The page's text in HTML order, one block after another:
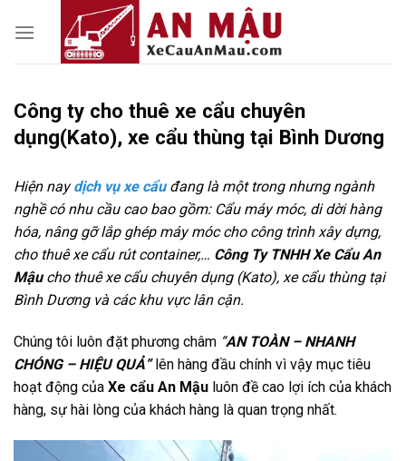
Công ty cho thuê xe cẩu chuyên
dụng(Kato), xe cẩu thùng tại Bình Dương
Hiện naydịch vụ xe cẩuđang là một trong nhưng ngành
nghề có nhu cầu cao bao gồm: Cẩu máy móc, di dời hàng
hóa, nâng gỡ lắp ghép máy móc cho công trình xây dựng,
cho thuê xe cẩu rút container,… Công Ty TNHH Xe Cẩu An
Mậucho thuê xe cẩu chuyên dụng (Kato), xe cẩu thùng tại
Bình Dương và các khu vực lân cận.
Chúng tôi luôn đặt phương châm “AN TOÀN – NHANH
CHÓNG – HIỆU QUẢ”lên hàng đầu chính vì vậy mục tiêu
hoạt động của Xe cẩu An Mậu luôn đề cao lợi ích của khách
hàng, sự hài lòng của khách hàng là quan trọng nhất.